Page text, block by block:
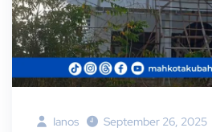
Ianos September 26, 2025